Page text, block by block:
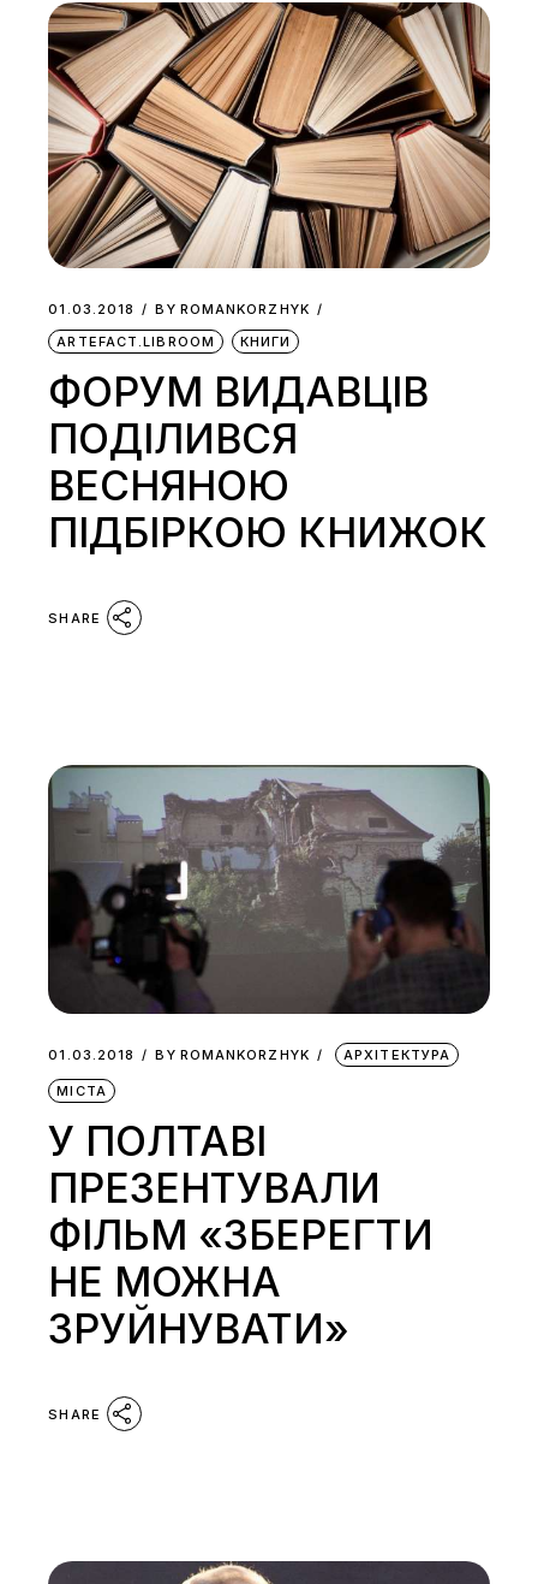
01.03.2018 BY ROMANKORZHYK
ARTEFACT.LIBROOM
КНИГИ
ФОРУМ ВИДАВЦІВ
ПОДІЛИВСЯ
ВЕСНЯНОЮ
ПІДБІРКОЮ КНИЖОК
SHARE
01.03.2018 BY ROMANKORZHYK АРХІТЕКТУРА
МІСТА
У ПОЛТАВІ
ПРЕЗЕНТУВАЛИ
ФІЛЬМ «ЗБЕРЕГТИ
НЕ МОЖНА
ЗРУЙНУВАТИ»
SHARE